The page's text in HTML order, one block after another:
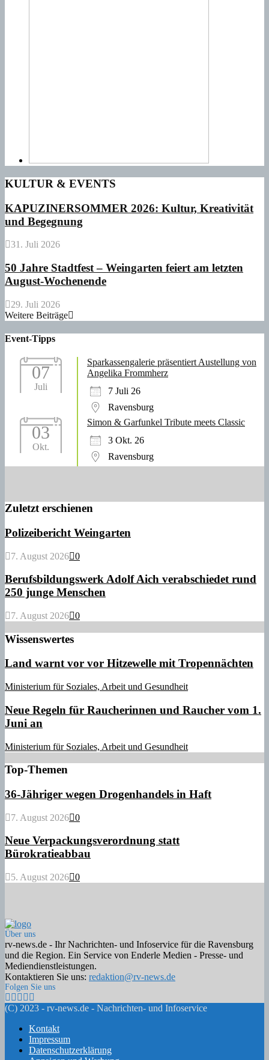
KULTUR & EVENTS
KAPUZINERSOMMER 2026: Kultur, Kreativität
und Begegnung
31. Juli 2026
50 Jahre Stadtfest – Weingarten feiert am letzten
August-Wochenende
29. Juli 2026
Weitere Beiträge
Event-Tipps
07
Juli
Sparkassengalerie präsentiert Austellung von
Angelika Frommherz
7 Juli 26
Ravensburg
03
Okt.
Simon & Garfunkel Tribute meets Classic
3 Okt. 26
Ravensburg
Zuletzt erschienen
Polizeibericht Weingarten
7. August 2026 0
Berufsbildungswerk Adolf Aich verabschiedet rund
250 junge Menschen
7. August 2026 0
Wissenswertes
Land warnt vor vor Hitzewelle mit Tropennächten
Ministerium für Soziales, Arbeit und Gesundheit
Neue Regeln für Raucherinnen und Raucher vom 1.
Juni an
Ministerium für Soziales, Arbeit und Gesundheit
Top-Themen
36-Jähriger wegen Drogenhandels in Haft
7. August 2026 0
Neue Verpackungsverordnung statt
Bürokratieabbau
5. August 2026 0
Über uns
rv-news.de - Ihr Nachrichten- und Infoservice für die Ravensburg
und die Region. Ein Service von Enderle Medien - Presse- und
Mediendienstleistungen.
Kontaktieren Sie uns: redaktion@rv-news.de
Folgen Sie uns
Facebook
Twitter
Instagram
Email
(C) 2023 - rv-news.de - Nachrichten- und Infoservice
Kontakt
Impressum
Datenschutzerklärung